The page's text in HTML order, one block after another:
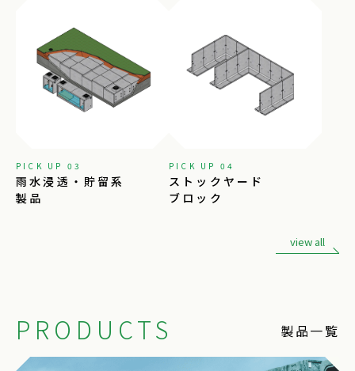
PICK UP 03
雨水浸透・貯留系
製品
PICK UP 04
ストックヤード
ブロック
view all
PRODUCTS 製品一覧